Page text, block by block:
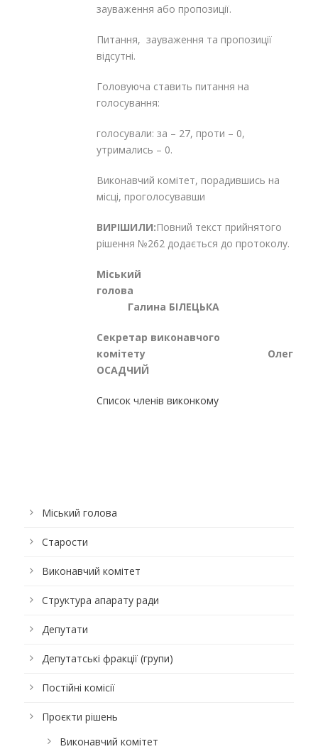
зауваження або пропозиції.
Питання, зауваження та пропозиції
відсутні.
Головуюча ставить питання на
голосування:
голосували: за – 27, проти – 0,
утримались – 0.
Виконавчий комітет, порадившись на
місці, проголосувавши
ВИРІШИЛИ:Повний текст прийнятого
рішення №262 додається до протоколу.
Міський
голова
Галина БІЛЕЦЬКА
Секретар виконавчого
комітету Олег
ОСАДЧИЙ
Список членів виконкому
Міський голова
Старости
Виконавчий комітет
Структура апарату ради
Депутати
Депутатські фракції (групи)
Постійні комісії
Проєкти рішень
Виконавчий комітет